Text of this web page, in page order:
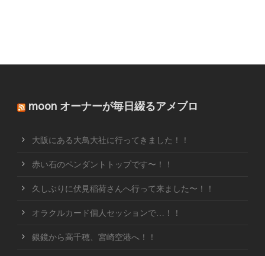
moon オーナーが毎日綴るアメブロ
大阪にある大鳥大社に行ってきました！！
赤い石のペンダントトップです〜！！
久しぶりに伏見稲荷さんへ行って来ました〜！！
オラクルカード個人セッションで…！！
銀鏡から高千穂、宮崎空港へ！！